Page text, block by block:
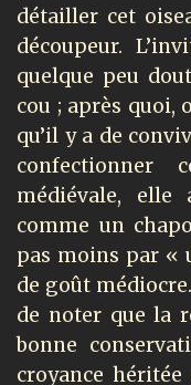
détailler cet
découpeur.
quelque peu
cou ; après quoi,
qu’il y a de
médiévale, elle
comme un
pas moins par «
de goût
de noter que la
bonne
croyance